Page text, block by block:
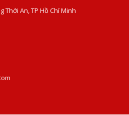
Thới An, TP Hồ Chí Minh